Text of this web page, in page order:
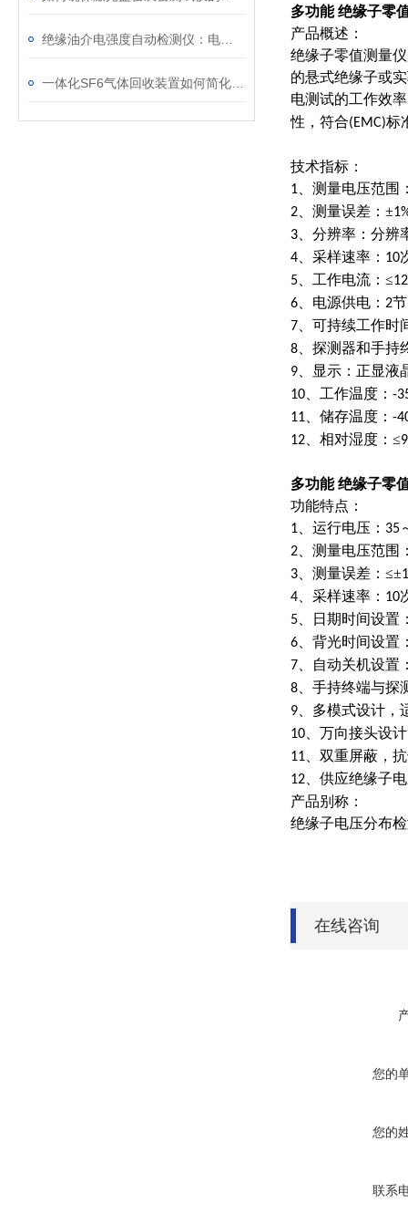
多功能 绝缘子零
产品概述：
绝缘子零值测量
的悬式绝缘子或
电测试的工作效
性，符合(EMC)标
技术指标：
1 、测量电压范围
2 、测量误差：±
3 、分辨率：分辨
4 、采样速率： 10
5 、工作电流：≤
6 、电源供电： 2节
7 、可持续工作时
8 、探测器和手
9 、显示：正显
10 、工作温度： -
11 、储存温度： -
12 、相对湿度：≤
多功能 绝缘子零
功能特点：
1 、运行电压： 35
2 、测量电压范围
3 、测量误差：≤±
4 、采样速率： 10
5 、日期时间设
6 、背光时间设
7 、自动关机设置
8 、手持终端与
9 、多模式设计
10 、万向接头设
11 、双重屏蔽，
12 、供应绝缘子
产品别称：
绝缘子电压分布
在线咨询
您的
您的
联系